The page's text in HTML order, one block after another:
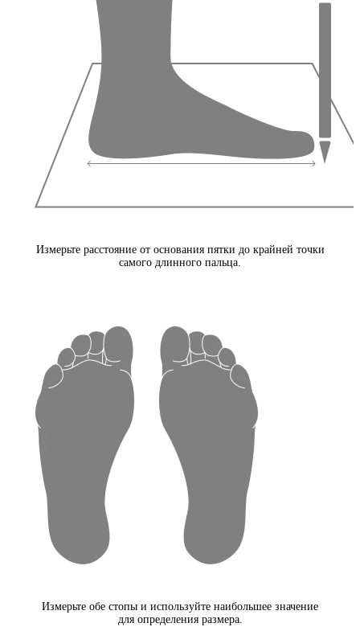
Измерьте расстояние от основания пятки до крайней точки
самого длинного пальца.
Измерьте обе стопы и используйте наибольшее значение
для определения размера.